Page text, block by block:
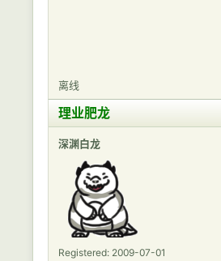
离线
理业肥龙
深渊白龙
Registered: 2009-07-01